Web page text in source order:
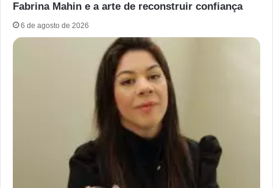
Fabrina Mahin e a arte de reconstruir confiança
6 de agosto de 2026